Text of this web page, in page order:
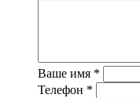
Ваше имя *
Телефон *